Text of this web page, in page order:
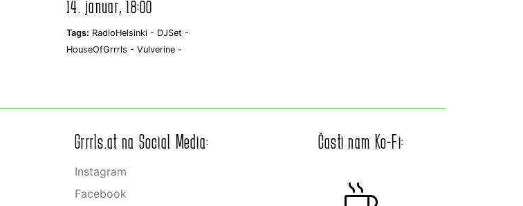
14. januar, 18:00
Tags: RadioHelsinki - DJSet -
HouseOfGrrrls - Vulverine -
Grrrls.at na Social Media:
Instagram
Facebook
Časti nam Ko-Fi: